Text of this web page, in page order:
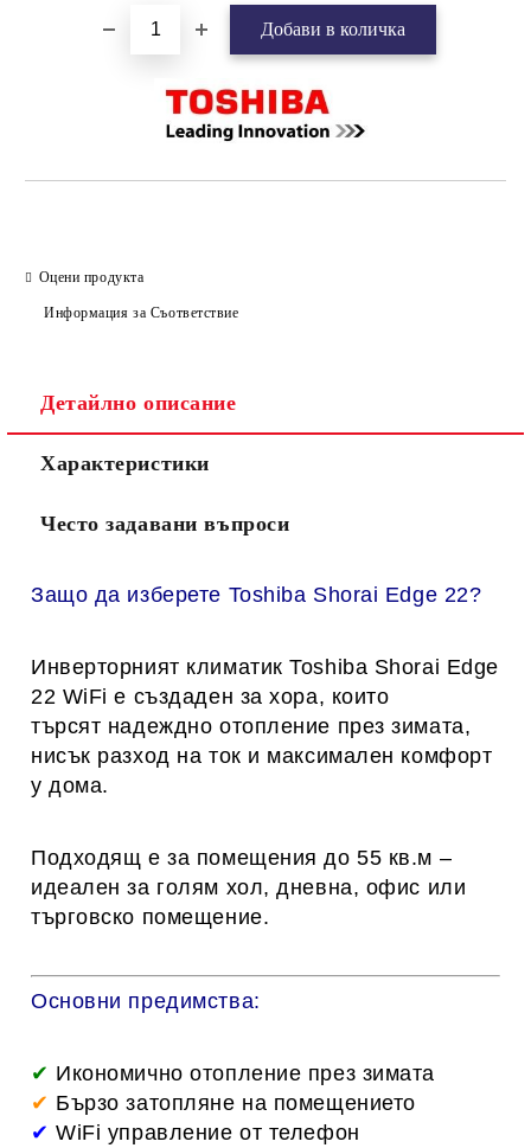
Оцени продукта
Информация за Съответствие
Детайлно описание
Характеристики
Често задавани въпроси
Защо да изберете Toshiba Shorai Edge 22?
Инверторният климатикToshiba Shorai Edge
22 WiFi е създаден за хора, които
търсят надеждно отопление през зимата,
нисък разход на ток и максимален комфорт
у дома.
Подходящ е за помещения до 55 кв.м –
идеален за голям хол, дневна, офис или
търговско помещение.
Основни предимства:
✔ Икономично отопление през зимата
✔ Бързо затопляне на помещението
✔ WiFi управление от телефон